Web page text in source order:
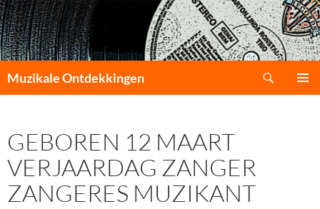
Muzikale Ontdekkingen
INHOUD
GEBOREN 12 MAART
VERJAARDAG ZANGER
ZANGERES MUZIKANT